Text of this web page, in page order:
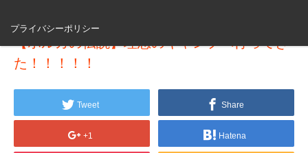
プライバシーポリシー
【ポルカの伝説】理想のキャンプへ行ってき
た！！！！！
Tweet Share
+1 Hatena